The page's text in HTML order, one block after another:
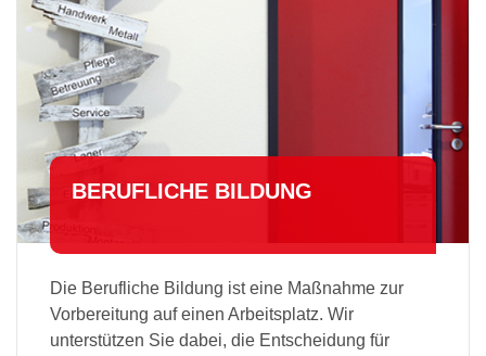
BERUFLICHE BILDUNG
Die Berufliche Bildung ist eine Maßnahme zur
Vorbereitung auf einen Arbeitsplatz. Wir
unterstützen Sie dabei, die Entscheidung für